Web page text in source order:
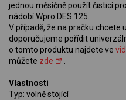
jednou měsíčně použít čisticí
nádobí Wpro DES 125.
V případě, že na pračku chcete
doporučujeme pořídit
o tomto produktu najdete ve
můžete zde .
Vlastnosti
Typ: volně stojící